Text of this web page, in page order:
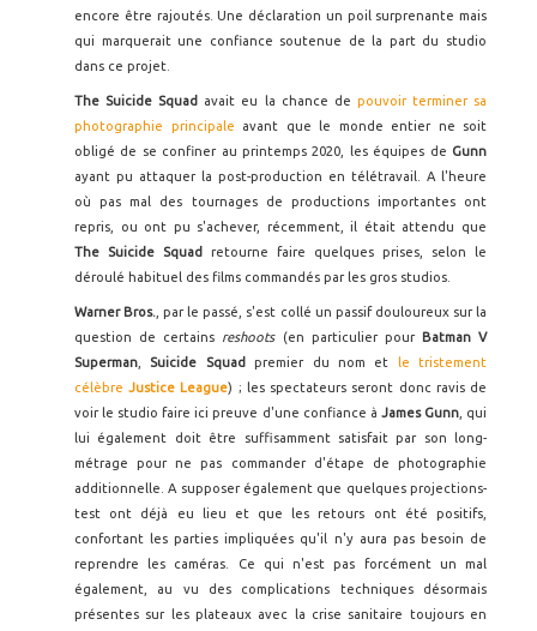
encore être rajoutés. Une déclaration un poil surprenante mais
qui marquerait une confiance soutenue de la part du studio
dans ce projet.
The Suicide Squad avait eu la chance de pouvoir terminer sa
photographie principale avant que le monde entier ne soit
obligé de se confiner au printemps 2020, les équipes de Gunn
ayant pu attaquer la post-production en télétravail. A l'heure
où pas mal des tournages de productions importantes ont
repris, ou ont pu s'achever, récemment, il était attendu que
The Suicide Squad retourne faire quelques prises, selon le
déroulé habituel des films commandés par les gros studios.
Warner Bros. , par le passé, s'est collé un passif douloureux sur la
question de certains reshoots (en particulier pour Batman V
Superman
Suicide Squadpremier du nom et
le tristement
célèbreJustice League) ; les spectateurs seront donc ravis de
voir le studio faire ici preuve d'une confiance à James Gunn, qui
lui également doit être suffisamment satisfait par son long-
métrage pour ne pas commander d'étape de photographie
additionnelle. A supposer également que quelques projections-
test ont déjà eu lieu et que les retours ont été positifs,
confortant les parties impliquées qu'il n'y aura pas besoin de
reprendre les caméras. Ce qui n'est pas forcément un mal
également, au vu des complications techniques désormais
présentes sur les plateaux avec la crise sanitaire toujours en